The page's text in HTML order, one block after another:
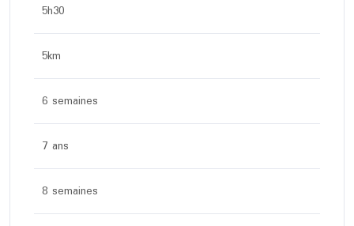
5h30
5km
6 semaines
7 ans
8 semaines